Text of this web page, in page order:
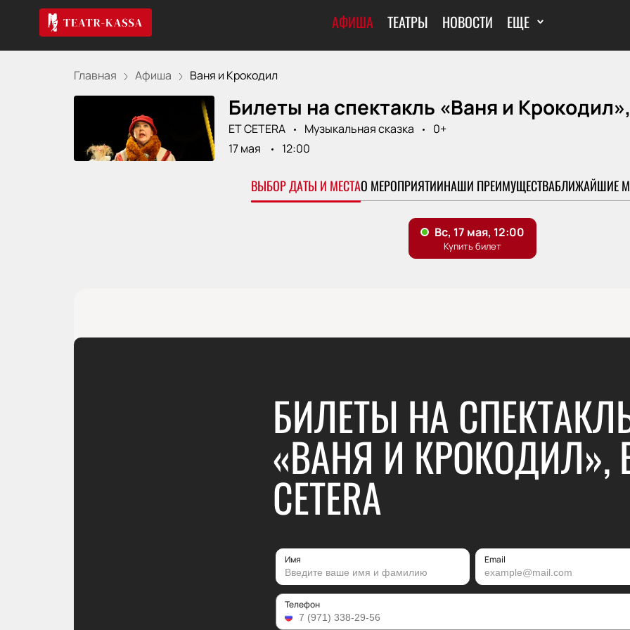
АФИША ТЕАТРЫ НОВОСТИ ЕЩЕ
Главная Афиша Ваня и Крокодил
Билеты на спектакль «Ваня и Крокодил»,
ET CETERA Музыкальная сказка
0+
17 мая
12:00
ВЫБОР ДАТЫ И МЕСТАО МЕРОПРИЯТИИНАШИ ПРЕИМУЩЕСТВАБЛИЖАЙШИЕ
БИЛЕТЫ НА
«ВАНЯ И КРОКОДИЛ»,
CETERA
Имя Email
Телефон